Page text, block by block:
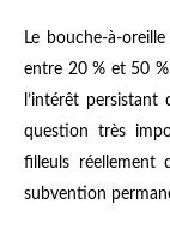
Le bouche-à-
entre 20 % et 50
l’intérêt
question très
filleuls réellement
subvention